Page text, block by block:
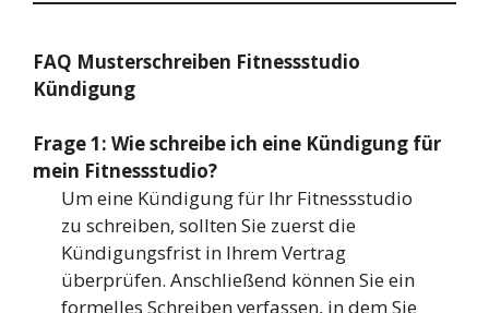
FAQ Musterschreiben Fitnessstudio
Kündigung
Frage 1: Wie schreibe ich eine Kündigung für
mein Fitnessstudio?
Um eine Kündigung für Ihr Fitnessstudio
zu schreiben, sollten Sie zuerst die
Kündigungsfrist in Ihrem Vertrag
überprüfen. Anschließend können Sie ein
formelles Schreiben verfassen, in dem Sie